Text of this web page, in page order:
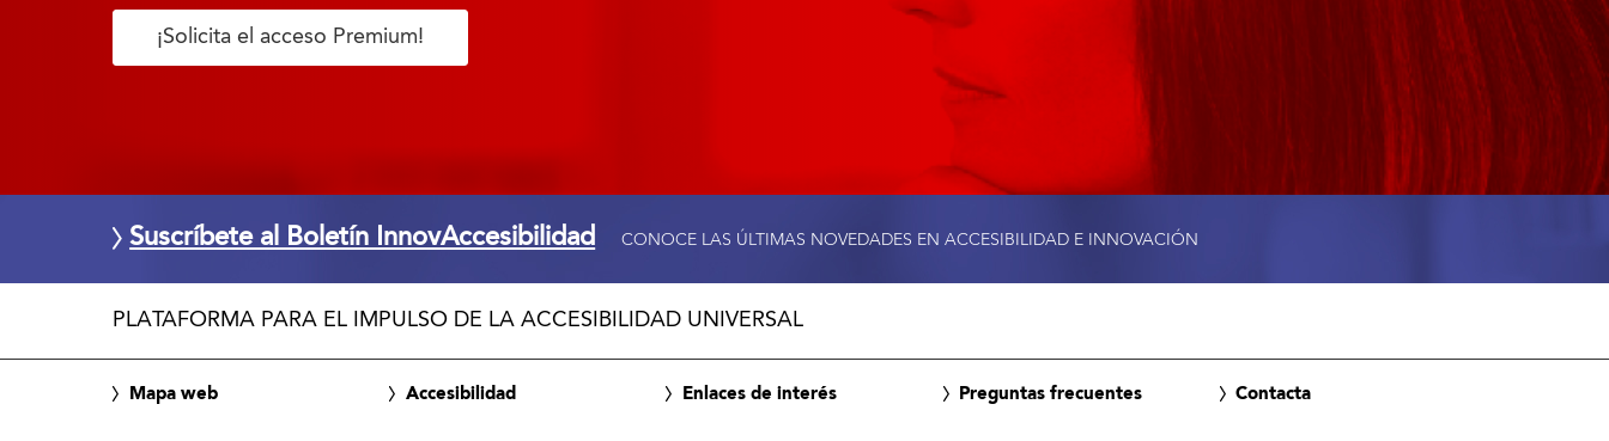
¡Solicita el acceso Premium!
Suscríbete al Boletín InnovAccesibilidad CONOCE LAS ÚLTIMAS NOVEDADES EN ACCESIBILIDAD E INNOVACIÓN
PLATAFORMA PARA EL IMPULSO DE LA ACCESIBILIDAD UNIVERSAL
Mapa web Accesibilidad Enlaces de interés Preguntas frecuentes Contacta